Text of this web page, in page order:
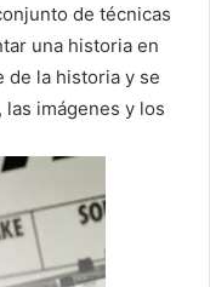
de técnicas
una historia en
de la historia y se
imágenes y los